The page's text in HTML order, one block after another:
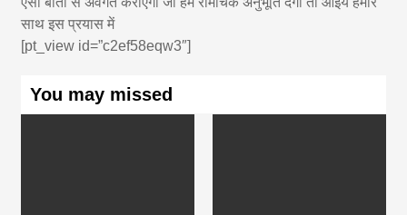
साथ इस प्रयास में
[pt_view id=”c2ef58eqw3″]
You may missed